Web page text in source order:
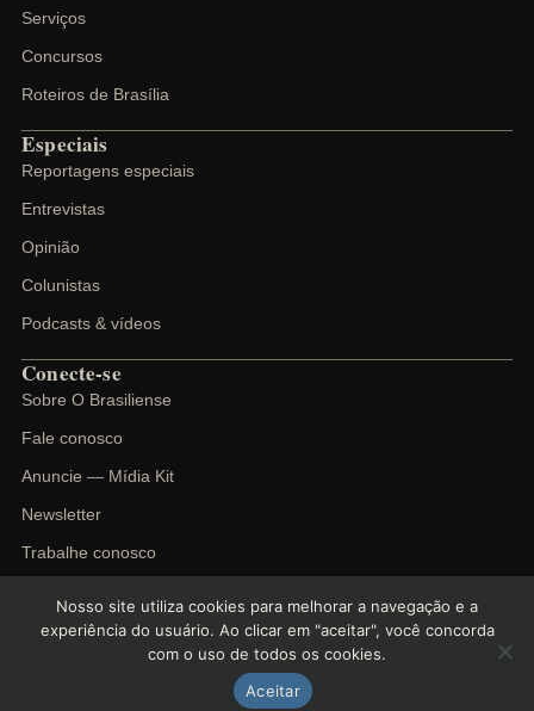
Serviços
Concursos
Roteiros de Brasília
Especiais
Reportagens especiais
Entrevistas
Opinião
Colunistas
Podcasts & vídeos
Conecte-se
Sobre O Brasiliense
Fale conosco
Anuncie — Mídia Kit
Newsletter
Trabalhe conosco
O Brasiliense. Todos os direitos reservados.
Termos de uso Cookies
Nosso site utiliza cookies para melhorar a navegação e a
experiência do usuário. Ao clicar em "aceitar", você concorda
com o uso de todos os cookies.
Aceitar